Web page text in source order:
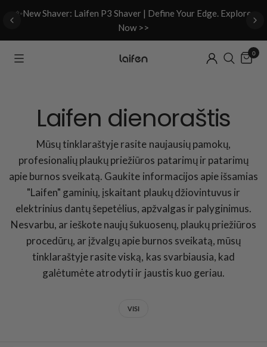
✨New Shaver: Laifen P3 Shaver | Define Your Edge. Explore
Now >>
0
Laifen dienoraštis
Mūsų tinklaraštyje rasite naujausių pamokų,
profesionalių plaukų priežiūros patarimų ir patarimų
apie burnos sveikatą. Gaukite informacijos apie išsamias
"Laifen" gaminių, įskaitant plaukų džiovintuvus ir
elektrinius dantų šepetėlius, apžvalgas ir palyginimus.
Nesvarbu, ar ieškote naujų šukuosenų, plaukų priežiūros
procedūrų, ar įžvalgų apie burnos sveikatą, mūsų
tinklaraštyje rasite viską, kas svarbiausia, kad
galėtumėte atrodyti ir jaustis kuo geriau.
VISI